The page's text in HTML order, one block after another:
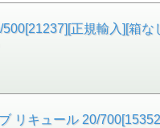
正規輸入][箱な
リキュール 20/